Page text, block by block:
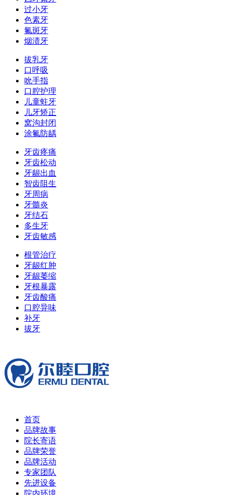
过小牙
色素牙
氟斑牙
烟渍牙
拔乳牙
口呼吸
吮手指
口腔护理
儿童蛀牙
儿牙矫正
窝沟封闭
涂氟防龋
牙齿疼痛
牙齿松动
牙龈出血
智齿阻生
牙周病
牙髓炎
牙结石
多生牙
牙齿敏感
根管治疗
牙龈红肿
牙龈萎缩
牙根暴露
牙齿酸痛
口腔异味
补牙
拔牙
首页
品牌故事
院长寄语
品牌荣誉
品牌活动
专家团队
先进设备